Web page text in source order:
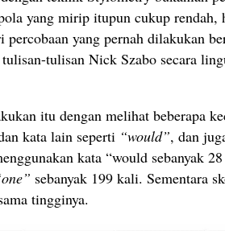
yang mirip itupun cukup rendah,
yang pernah dilakukan
tulisan-tulisan Nick Szabo secara
itu dengan melihat beberapa
kata lain seperti “would”, dan
kata “would sebanyak
sebanyak 199 kali. Sementara
tingginya.